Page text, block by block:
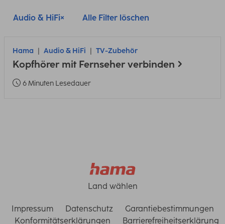
Audio & HiFi Alle Filter löschen
Hama Audio & HiFi TV-Zubehör
Kopfhörer mit Fernseher verbinden
6 Minuten Lesedauer
Land wählen
Impressum Datenschutz
Garantiebestimmungen
Konformitätserklärungen
Barrierefreiheitserklärung